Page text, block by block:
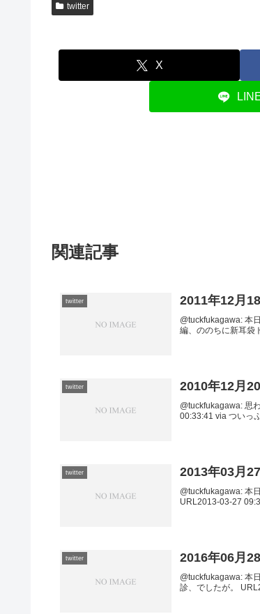
twitter
X
関連記事
twitter 2011年12月
@tuckfukagawa: 本
編、ののちに新耳袋
twitter 2010年12月
@tuckfukagawa: 思
00:33:41 via ついっ
twitter 2013年03月
@tuckfukagawa: 本
URL2013-03-27
twitter 2016年06月
@tuckfukagawa: 本
診、でしたが。